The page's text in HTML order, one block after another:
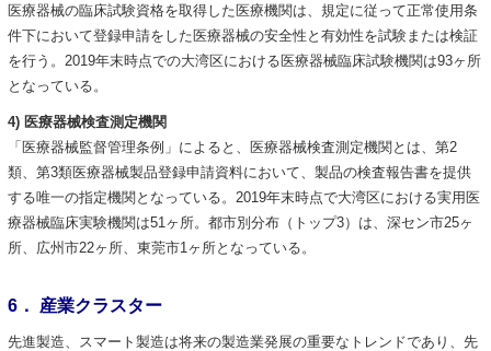
医療器械の臨床試験資格を取得した医療機関は、規定に従って正常使用条
件下において登録申請をした医療器械の安全性と有効性を試験または検証
を行う。2019年末時点での大湾区における医療器械臨床試験機関は93ヶ所
となっている。
4) 医療器械検査測定機関
「医療器械監督管理条例」によると、医療器械検査測定機関とは、第2
類、第3類医療器械製品登録申請資料において、製品の検査報告書を提供
する唯一の指定機関となっている。2019年末時点で大湾区における実用医
療器械臨床実験機関は51ヶ所。都市別分布（トップ3）は、深セン市25ヶ
所、広州市22ヶ所、東莞市1ヶ所となっている。
6． 産業クラスター
先進製造、スマート製造は将来の製造業発展の重要なトレンドであり、先